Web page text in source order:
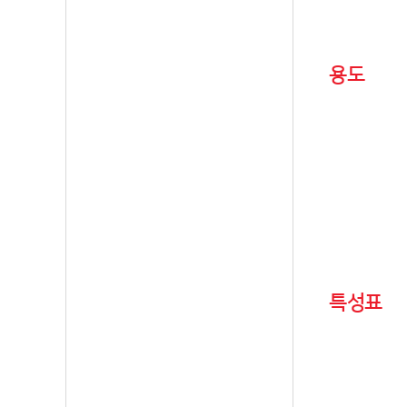
용도
특성표